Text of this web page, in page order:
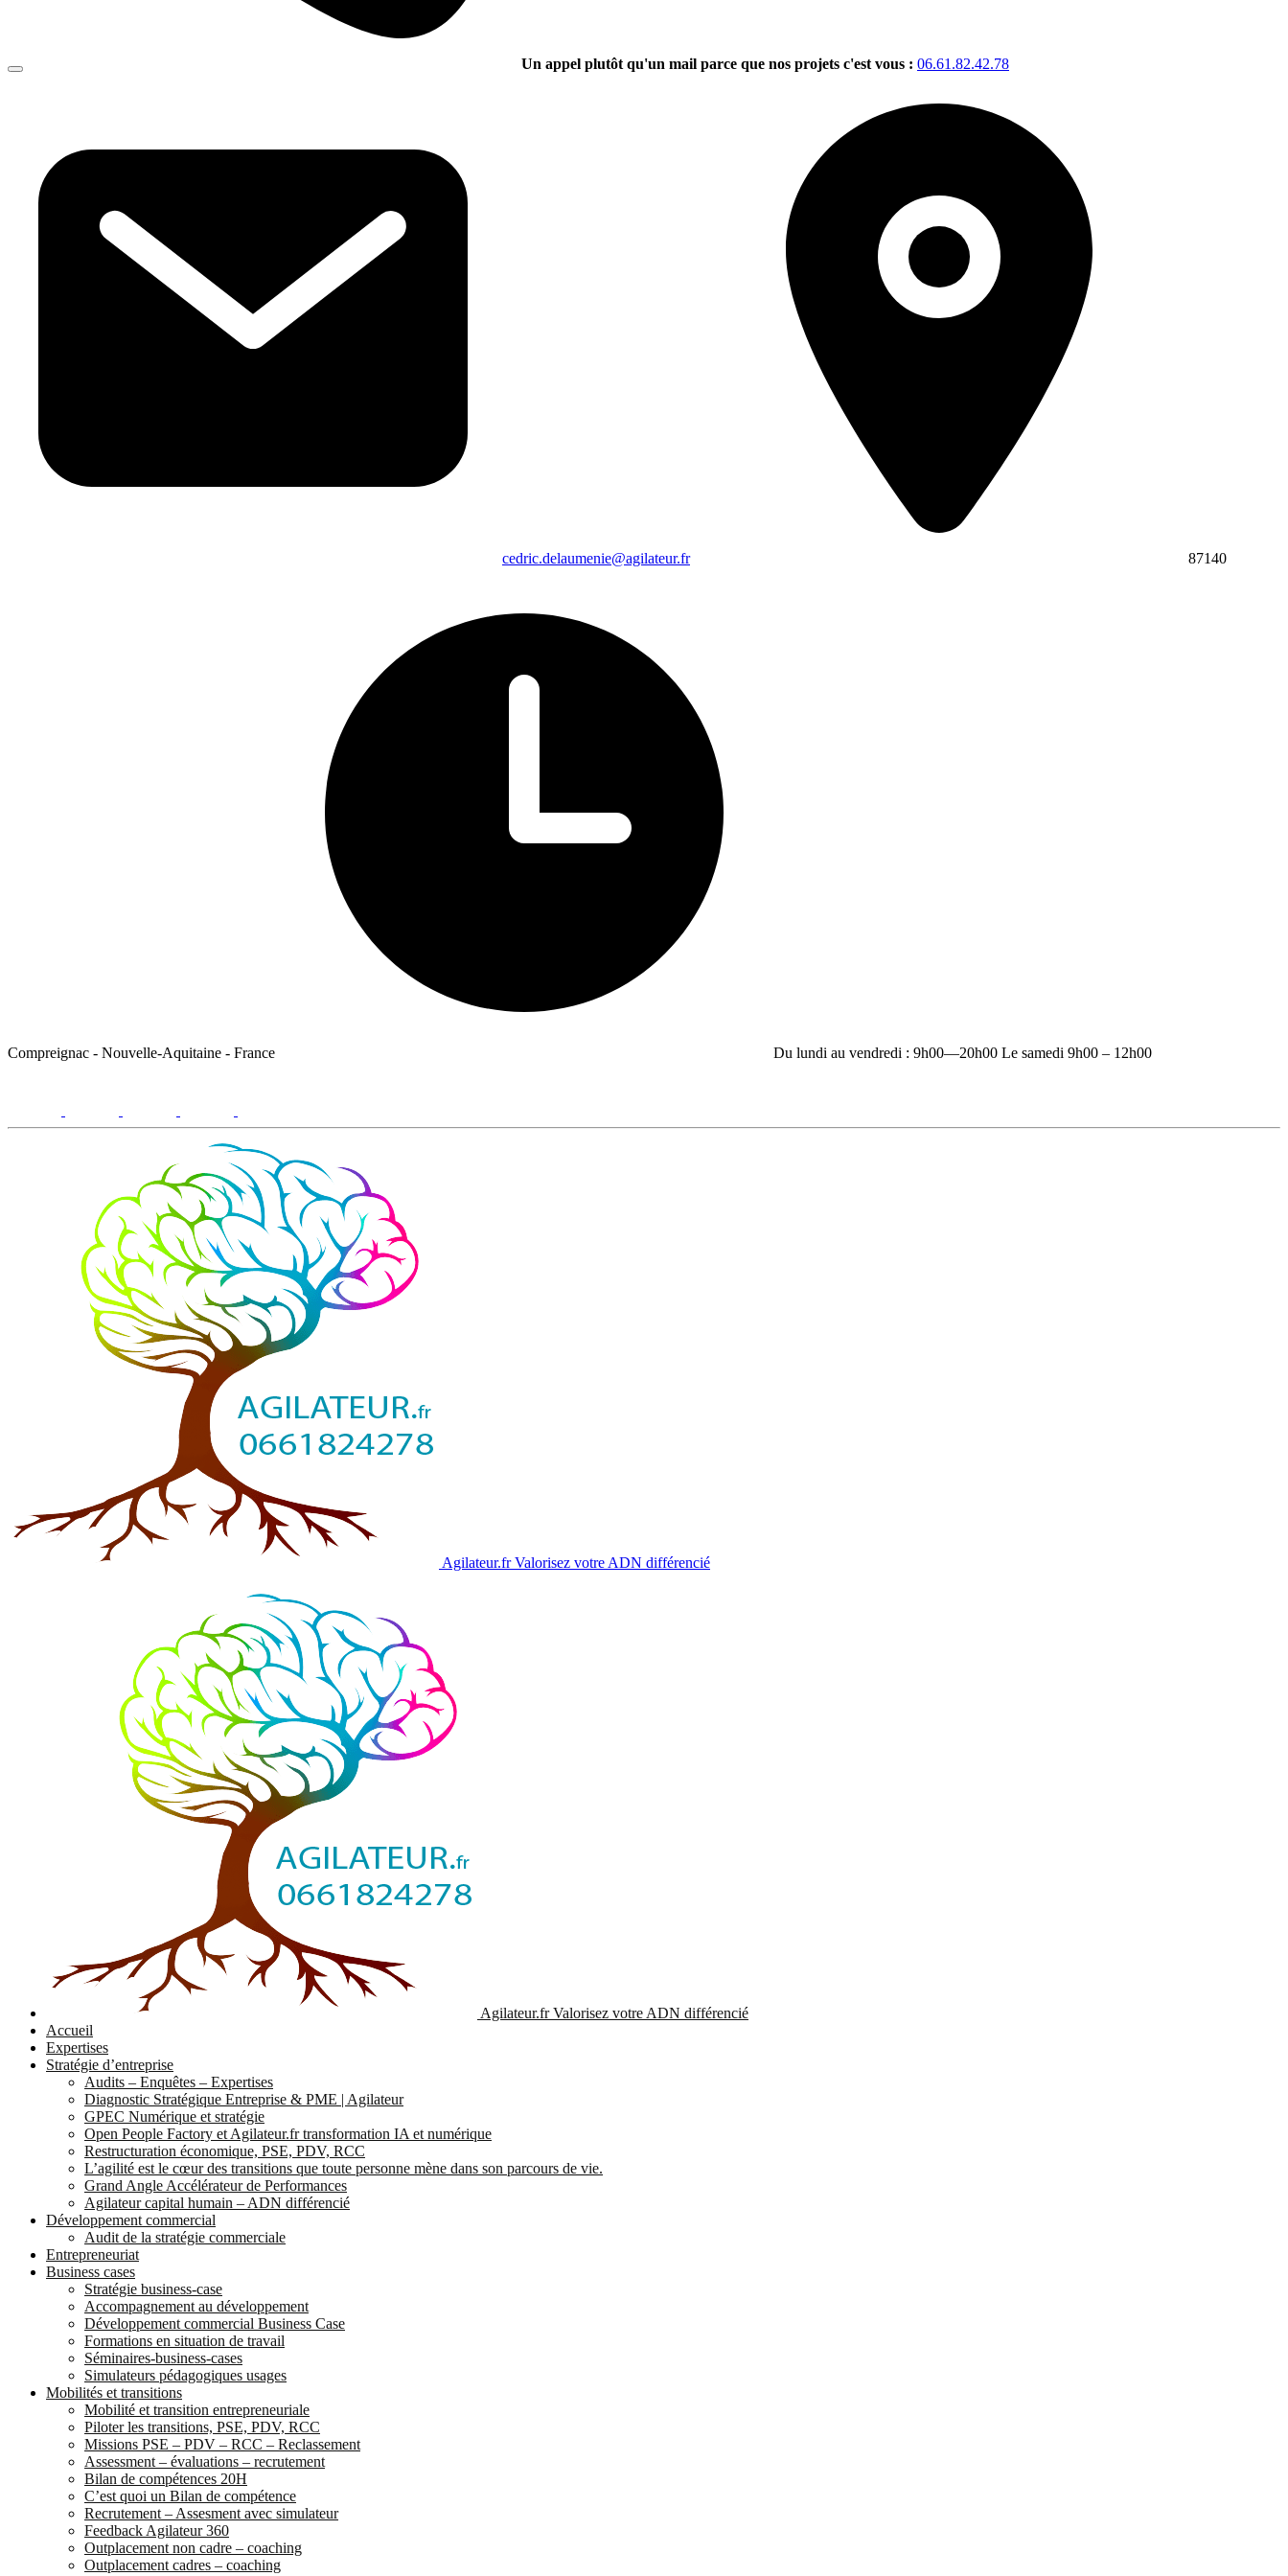
Un appel plutôt qu'un mail parce que nos projets c'est vous : 06.61.82.42.78
cedric.delaumenie@agilateur.fr 87140
Compreignac - Nouvelle-Aquitaine - France
Du lundi au vendredi : 9h00—20h00 Le samedi 9h00 – 12h00
Agilateur.frValorisez votre ADN différencié
Agilateur.frValorisez votre ADN différencié
Accueil
Expertises
Stratégie d’entreprise
Audits – Enquêtes – Expertises
Diagnostic Stratégique Entreprise & PME | Agilateur
GPEC Numérique et stratégie
Open People Factory et Agilateur.fr transformation IA et numérique
Restructuration économique, PSE, PDV, RCC
L’agilité est le cœur des transitions que toute personne mène dans son parcours de vie.
Grand Angle Accélérateur de Performances
Agilateur capital humain – ADN différencié
Développement commercial
Audit de la stratégie commerciale
Entrepreneuriat
Business cases
Stratégie business-case
Accompagnement au développement
Développement commercial Business Case
Formations en situation de travail
Séminaires-business-cases
Simulateurs pédagogiques usages
Mobilités et transitions
Mobilité et transition entrepreneuriale
Piloter les transitions, PSE, PDV, RCC
Missions PSE – PDV – RCC – Reclassement
Assessment – évaluations – recrutement
Bilan de compétences 20H
C’est quoi un Bilan de compétence
Recrutement – Assesment avec simulateur
Feedback Agilateur 360
Outplacement non cadre – coaching
Outplacement cadres – coaching